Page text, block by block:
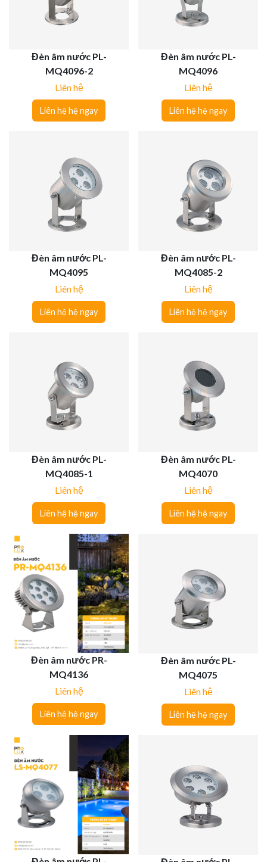
Đèn âm nước PL-
MQ4096-2
Liên hệ
Liên hệ hệ ngay
Đèn âm nước PL-
MQ4096
Liên hệ
Liên hệ hệ ngay
Đèn âm nước PL-
MQ4095
Liên hệ
Liên hệ hệ ngay
Đèn âm nước PL-
MQ4085-2
Liên hệ
Liên hệ hệ ngay
Đèn âm nước PL-
MQ4085-1
Liên hệ
Liên hệ hệ ngay
Đèn âm nước PL-
MQ4070
Liên hệ
Liên hệ hệ ngay
Đèn âm nước PR-
MQ4136
Liên hệ
Liên hệ hệ ngay
Đèn âm nước PL-
MQ4075
Liên hệ
Liên hệ hệ ngay